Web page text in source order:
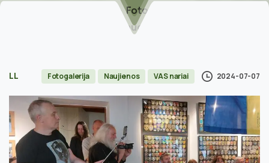
Fotogalerija
Ukrainos godos – nuotraukose, vėliavose,
LL Fotogalerija Naujienos VAS nariai 2024-07-07